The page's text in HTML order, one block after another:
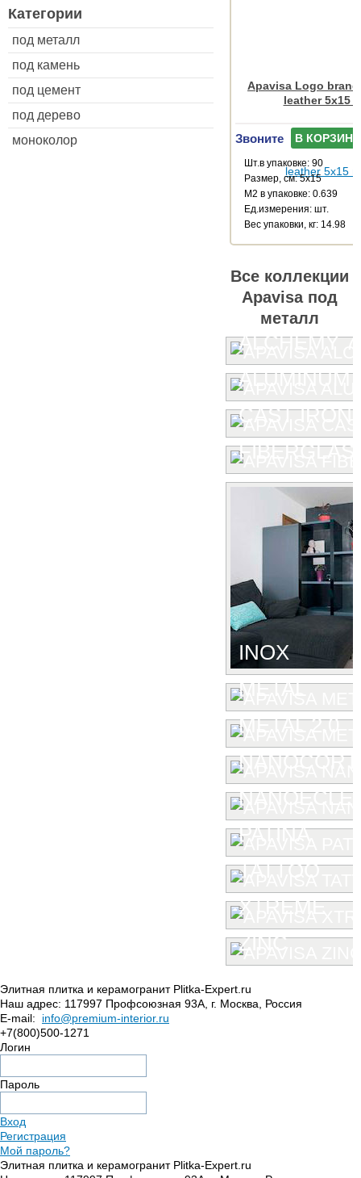
Категории
под металл
под камень
под цемент
под дерево
моноколор
Apavisa Logo
leather 5x15
Звоните В КОРЗИНУ
Шт.в упаковке: 90
Размер, см: 5x15
М2 в упаковке: 0.639
Ед.измерения: шт.
Веc упаковки, кг: 14.98
Все коллекции
Apavisa под
металл
ALCHEMY
ALUMINUM
CAST IRON
INOX
METAL
METAL 2.0
PATINA
TATTOO
XTREME
ZINC
Элитная плитка и керамогранит Plitka-Expert.ru
Наш адрес: 117997 Профсоюзная 93А г. Москва
Россия
E-mail:
info@premium-interior.ru
+7(800)500-1271
Логин
Пароль
Вход
Регистрация
Мой пароль?
Элитная плитка и керамогранит Plitka-Expert.ru